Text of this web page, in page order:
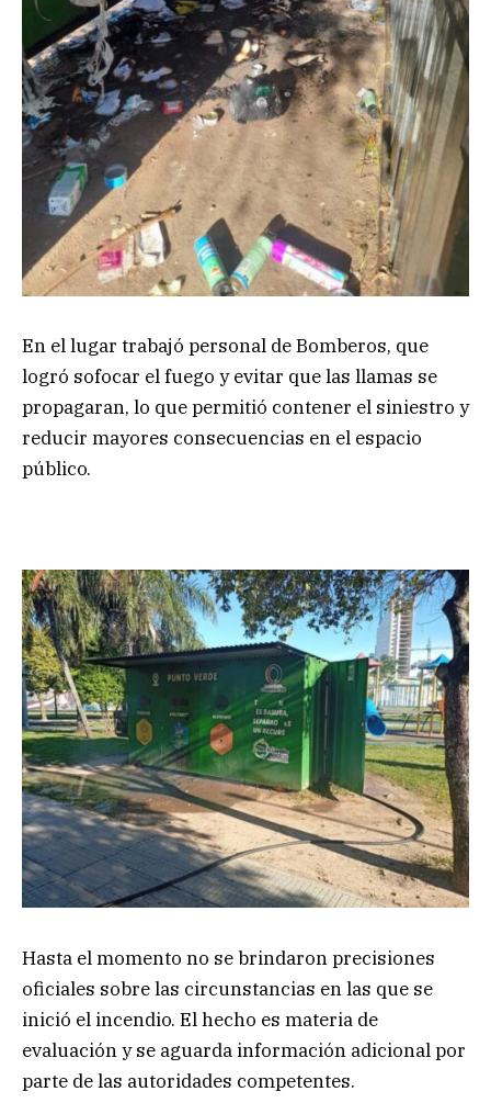
En el lugar trabajó personal de Bomberos, que
logró sofocar el fuego y evitar que las llamas se
propagaran, lo que permitió contener el siniestro y
reducir mayores consecuencias en el espacio
público.
Hasta el momento no se brindaron precisiones
oficiales sobre las circunstancias en las que se
inició el incendio. El hecho es materia de
evaluación y se aguarda información adicional por
parte de las autoridades competentes.